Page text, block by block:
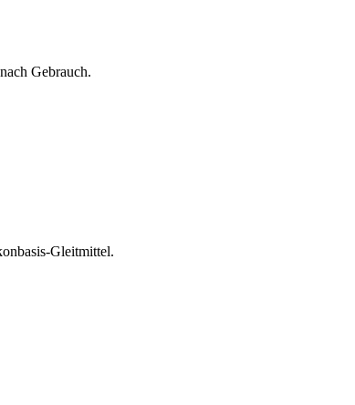
Gebrauch.
Gleitmittel.